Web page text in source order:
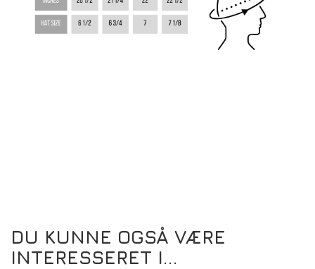
DU KUNNE OGSÅ VÆRE
INTERESSERET I...